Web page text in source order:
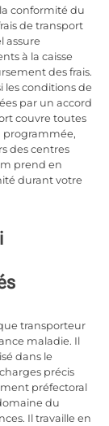
conformité du
de transport
assure
à la caisse
des frais.
les conditions de
par un accord
couvre toutes
programmée,
des centres
prend en
durant votre
transporteur
maladie. Il
dans le
précis
préfectoral
du
Il travaille en